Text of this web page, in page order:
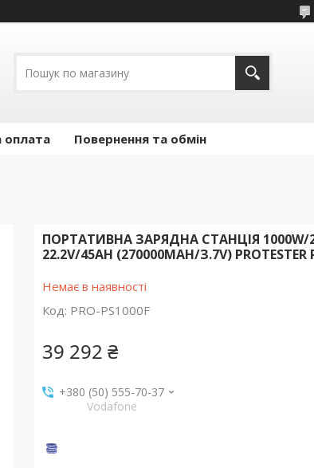
оплата Повернення та обмін
ПОРТАТИВНА ЗАРЯДНА СТАНЦІЯ 1000W/
22.2V/45AH (270000MAH/З.7V) PROTESTER
Немає в наявності
Код: PRO-PS1000F
39 292 ₴
+380 (50) 555-70-37
Vodafone